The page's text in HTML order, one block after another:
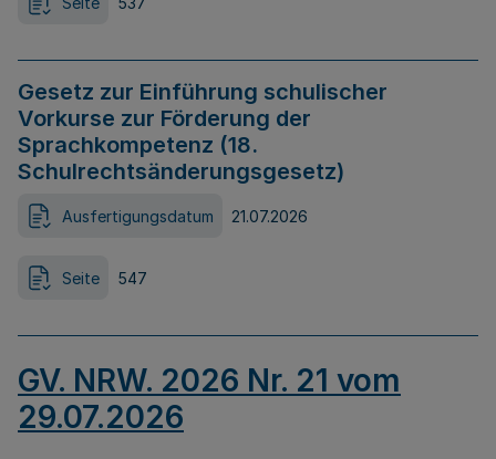
Gesetz zur Einführung schulischer
Vorkurse zur Förderung der
Sprachkompetenz (18.
Schulrechtsänderungsgesetz)
Ausfertigungsdatum 21.07.2026
Seite 547
GV. NRW. 2026 Nr. 21 vom
29.07.2026